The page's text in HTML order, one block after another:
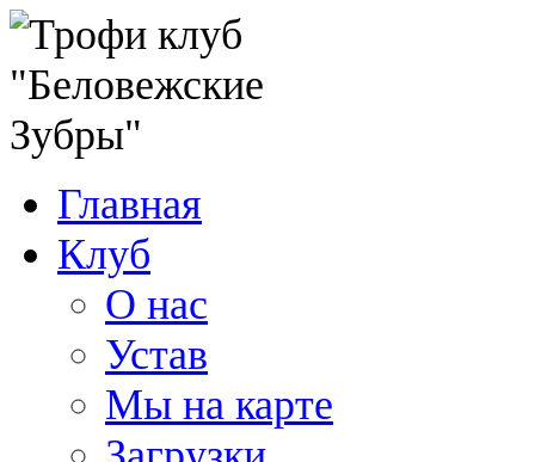
Главная
Клуб
О нас
Устав
Мы на карте